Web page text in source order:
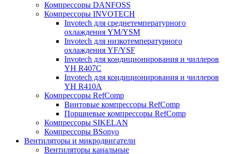
Компрессоры DANFOSS
Компрессоры INVOTECH
Invotech для среднетемпературного
охлаждения YM/YSM
Invotech для низкотемпературного
охлаждения YF/YSF
Invotech для кондиционирования и чиллеров
YH R407C
Invotech для кондиционирования и чиллеров
YH R410A
Компрессоры RefComp
Винтовые компрессоры RefComp
Поршневые компрессоры RefComp
Компрессоры SIKELAN
Компрессоры BSonyo
Вентиляторы и микродвигатели
Вентиляторы канальные